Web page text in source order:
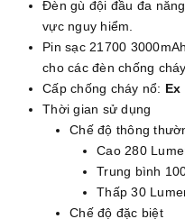
Đèn gù đội đầu đa
vực nguy hiểm.
Pin sạc 21700
cho các đèn chống
Cấp chống cháy nổ: Ex
Thời gian sử dụng
Chế độ thông
Cao 280
Trung bình
Thấp 30
Chế độ đặc biệt